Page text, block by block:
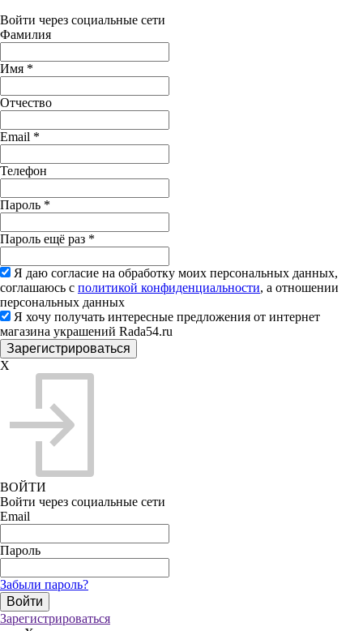
Войти через социальные сети
Фамилия
Имя *
Отчество
Email *
Телефон
Пароль *
Пароль ещё раз *
Я даю согласие на обработку моих персональных данных,
соглашаюсь с политикой конфиденциальности, а отношении
персональных данных
Я хочу получать интересные предложения от интернет
магазина украшений Rada54.ru
X
ВОЙТИ
Войти через социальные сети
Email
Пароль
Забыли пароль?
Зарегистрироваться